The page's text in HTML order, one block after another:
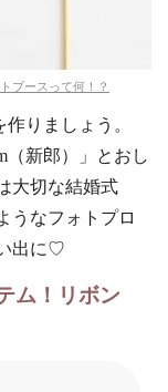
ブースって何！？
りましょう。
（新郎）」とおし
大切な結婚式
うなフォトプロ
出に♡
ム！リボン